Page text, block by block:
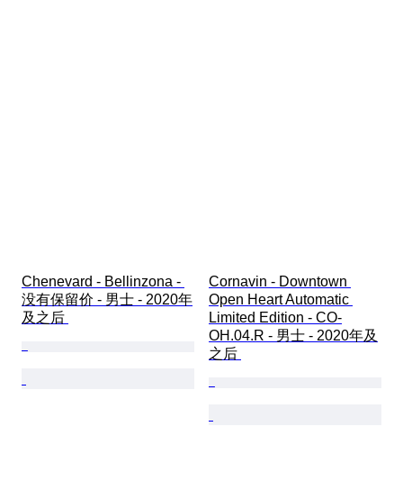
Chenevard - Bellinzona -
没有保留价 - 男士 - 2020年
及之后
Cornavin - Downtown
Open Heart Automatic
Limited Edition - CO-
OH.04.R - 男士 - 2020年及
之后